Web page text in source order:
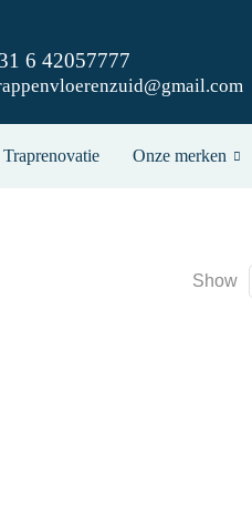
6 42057777
Traprenovatie Onze merken
Show